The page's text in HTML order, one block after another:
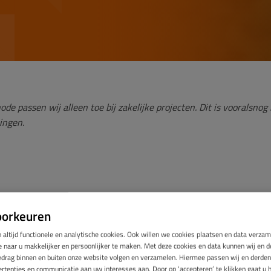
altijd functionele en analytische cookies. Ook willen we cookies plaatsen en data
naar u makkelijker en persoonlijker te maken. Met deze cookies en data kunnen wij en
binnen en buiten onze website volgen en verzamelen. Hiermee passen wij en
en communicatie aan uw interesses aan. Door op ‘accepteren’ te klikken gaat u
passen wij alleen toe bij zakelijke projecten. Dit is
isolatie
zandgronden is de betonvloer vaak op het zand gestort en niet
niet over een kruipruimte. De vloer in deze woningen zorgt
bewoners. In het kader van verduurzamen is het wenselijk